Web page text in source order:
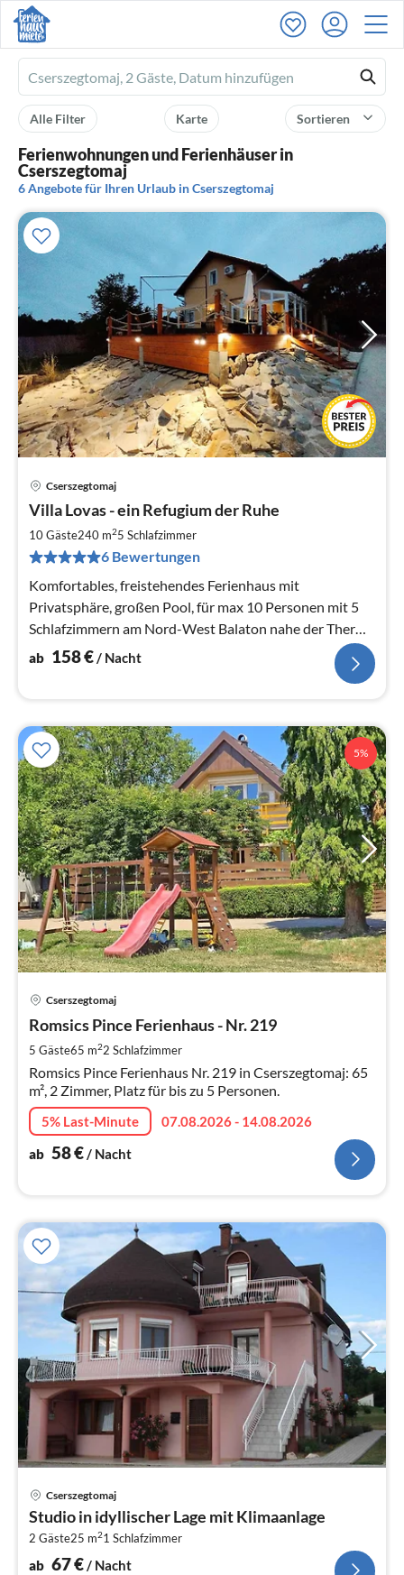
Ferienhausmiete
logo
Sortieren
Karte
Alle Filter
Ferienwohnungen und Ferienhäuser in
Cserszegtomaj
6 Angebote für Ihren Urlaub in Cserszegtomaj
Cserszegtomaj
Villa Lovas - ein Refugium der Ruhe
10 Gäste240 m25 Schlafzimmer
6 Bewertungen
Komfortables, freistehendes Ferienhaus mit
Privatsphäre, großen Pool, für max 10 Personen mit 5
Schlafzimmern am Nord-West Balaton nahe der Therme
Bad Heviz.
ab 158€/ Nacht
5%
Cserszegtomaj
Romsics Pince Ferienhaus - Nr. 219
5 Gäste65 m22 Schlafzimmer
Romsics Pince Ferienhaus Nr. 219 in Cserszegtomaj: 65
m², 2 Zimmer, Platz für bis zu 5 Personen.
5% Last-Minute
07.08.2026 - 14.08.2026
ab 58€/ Nacht
Cserszegtomaj
Studio in idyllischer Lage mit Klimaanlage
2 Gäste25 m21 Schlafzimmer
ab 67€/ Nacht